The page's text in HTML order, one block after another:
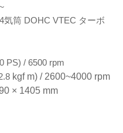
気筒 DOHC VTEC ターボ
PS) / 6500 rpm
kgf m) / 2600~4000 rpm
× 1405 mm